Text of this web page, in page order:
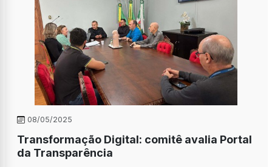
08/05/2025
Transformação Digital: comitê avalia Portal
da Transparência